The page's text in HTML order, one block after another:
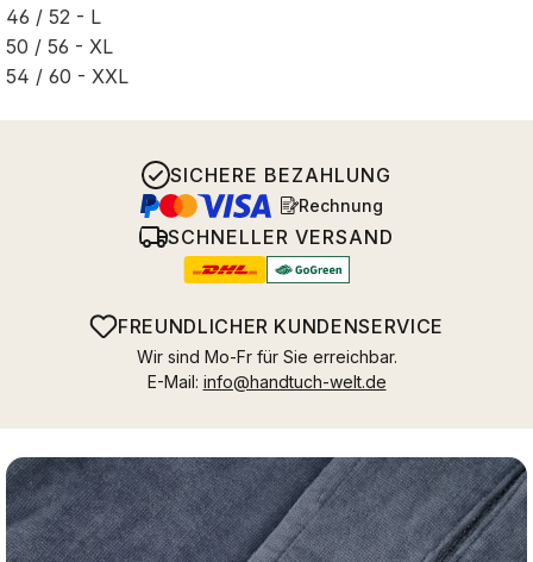
46 / 52 - L
50 / 56 - XL
54 / 60 - XXL
SICHERE BEZAHLUNG
Rechnung
SCHNELLER VERSAND
FREUNDLICHER KUNDENSERVICE
Wir sind Mo-Fr für Sie erreichbar.
E-Mail: info@handtuch-welt.de